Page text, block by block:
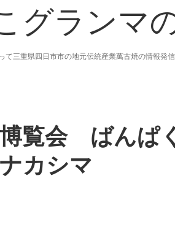
グランマ
て三重県四日市市の地元伝統産業萬古焼の情報発
覧会 ばんぱ
カシマ